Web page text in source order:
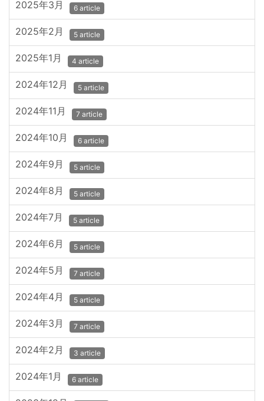
2025年3月 6 article
2025年2月 5 article
2025年1月 4 article
2024年12月 5 article
2024年11月 7 article
2024年10月 6 article
2024年9月 5 article
2024年8月 5 article
2024年7月 5 article
2024年6月 5 article
2024年5月 7 article
2024年4月 5 article
2024年3月 7 article
2024年2月 3 article
2024年1月 6 article